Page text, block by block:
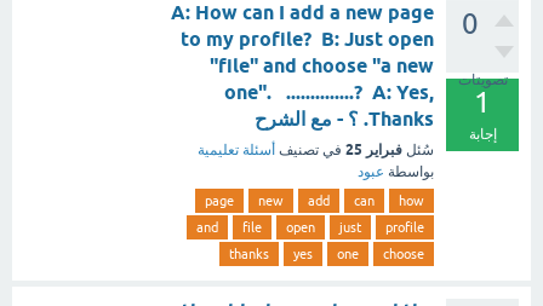
0
تصويتات
1
إجابة
A: How can I add a new page
to my profile? B: Just open
"file" and choose "a new
one". ..............? A: Yes,
Thanks. ؟ - مع الشرح
سُئل فبراير 25 في تصنيف أسئلة تعليمية
بواسطة عبود
how
can
add
new
page
profile
just
open
file
and
choose
one
yes
thanks